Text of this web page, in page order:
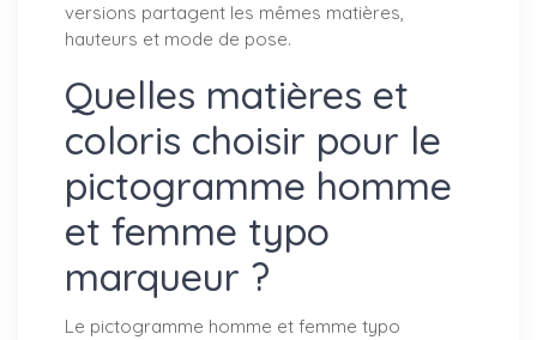
versions partagent les mêmes matières,
hauteurs et mode de pose.
Quelles matières et
coloris choisir pour le
pictogramme homme
et femme typo
marqueur ?
Le pictogramme homme et femme typo